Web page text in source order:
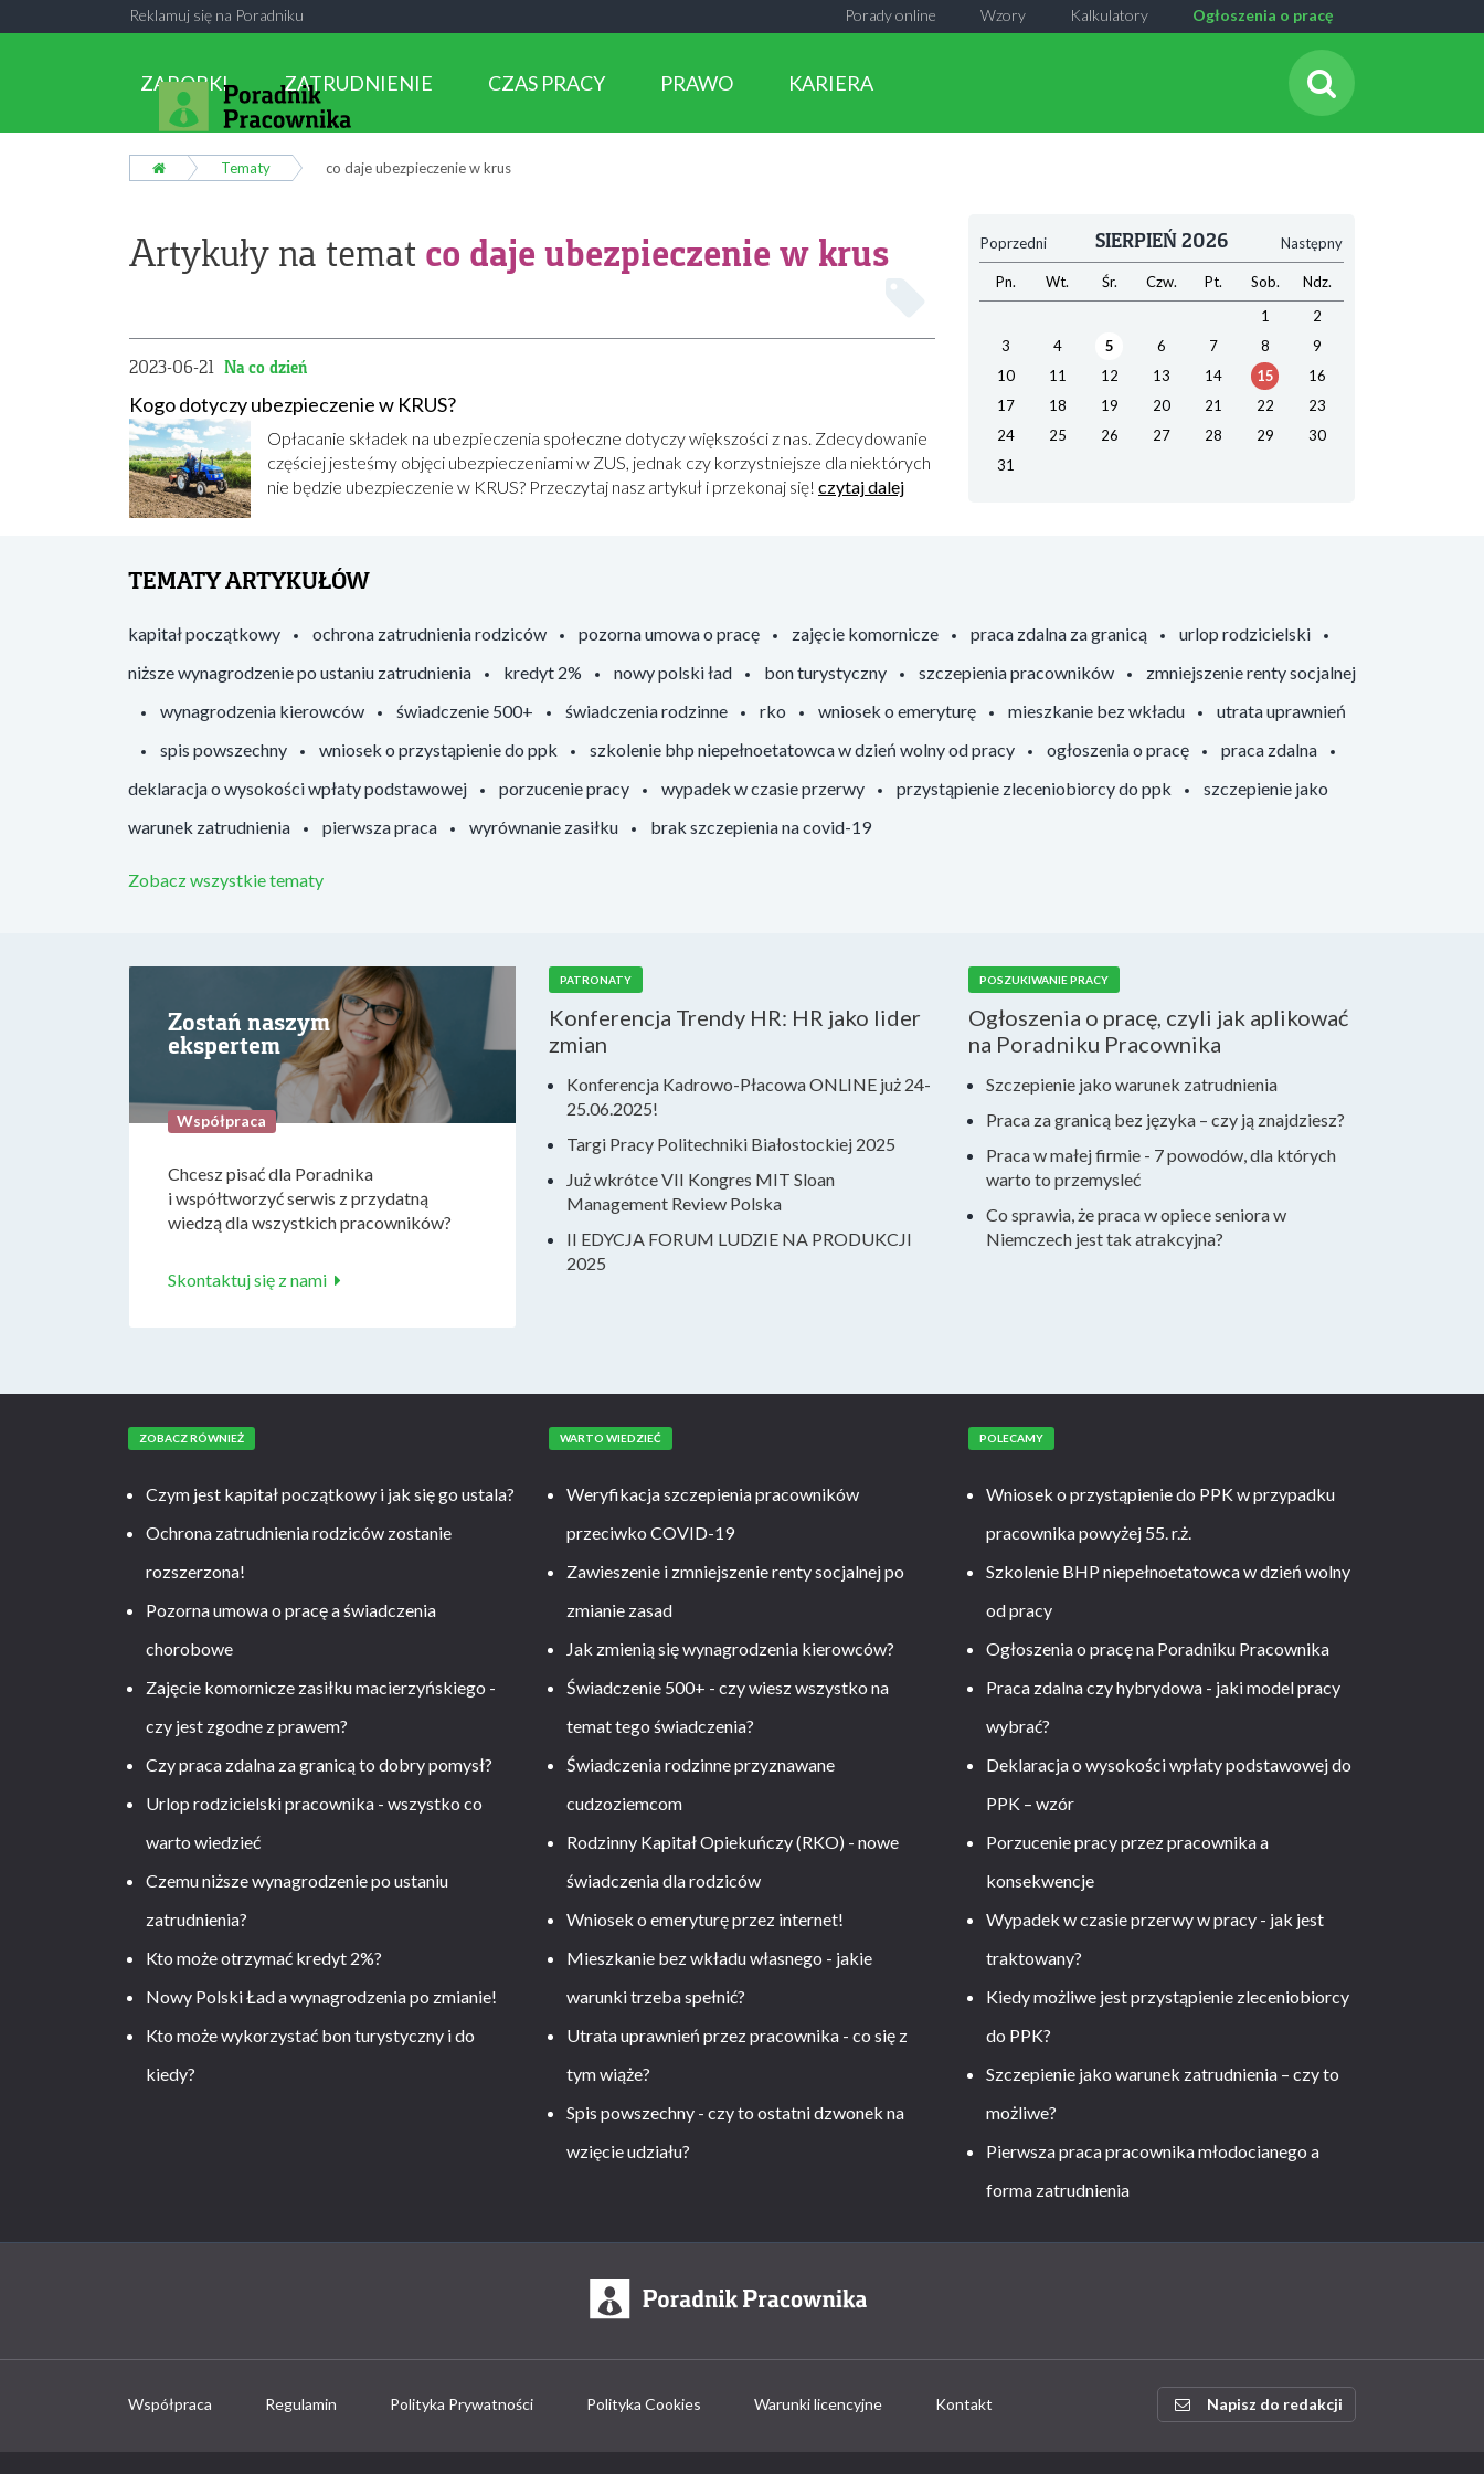
Reklamuj się na Poradniku Ogłoszenia o pracę
Kalkulatory
Wzory
Porady online
ZAROBKI ZATRUDNIENIE CZAS PRACY PRAWO KARIERA
Tematy co daje ubezpieczenie w krus
Artykuły na temat co daje ubezpieczenie w krus
2023-06-21 Na co dzień
Kogo dotyczy ubezpieczenie w KRUS?
Opłacanie składek na ubezpieczenia społeczne dotyczy większości z nas. Zdecydowanie
częściej jesteśmy objęci ubezpieczeniami w ZUS, jednak czy korzystniejsze dla niektórych
nie będzie ubezpieczenie w KRUS? Przeczytaj nasz artykuł i przekonaj się! czytaj dalej
Poprzedni Następny
SIERPIEŃ 2026
Pn. Wt. Śr. Czw. Pt. Sob.
Ndz.
1
2
3
4 5 6 7 8
9
10
11 12 13 14 15
16
17
18 19 20 21 22
23
24
25 26 27 28 29
30
31
TEMATY ARTYKUŁÓW
kapitał początkowy ochrona zatrudnienia rodziców pozorna umowa o pracę zajęcie komornicze praca zdalna za granicą
urlop rodzicielski
niższe wynagrodzenie po ustaniu zatrudnienia
kredyt 2% nowy polski ład bon turystyczny szczepienia pracowników
zmniejszenie renty socjalnej
wynagrodzenia kierowców
świadczenie 500+ świadczenia rodzinne rko wniosek o emeryturę mieszkanie bez wkładu
utrata uprawnień
spis powszechny
wniosek o przystąpienie do ppk szkolenie bhp niepełnoetatowca w dzień wolny od pracy ogłoszenia o pracę
praca zdalna
deklaracja o wysokości wpłaty podstawowej
porzucenie pracy wypadek w czasie przerwy przystąpienie zleceniobiorcy do ppk
szczepienie jako
warunek zatrudnienia
pierwsza praca wyrównanie zasiłku brak szczepienia na covid-19
Zobacz wszystkie tematy
Zostań naszym
ekspertem
Współpraca
Chcesz pisać dla Poradnika
i współtworzyć serwis z przydatną
wiedzą dla wszystkich pracowników?
Skontaktuj się z nami
PATRONATY
Konferencja Trendy HR: HR jako lider
zmian
Konferencja Kadrowo-Płacowa ONLINE już 24-
25.06.2025!
Targi Pracy Politechniki Białostockiej 2025
Już wkrótce VII Kongres MIT Sloan
Management Review Polska
II EDYCJA FORUM LUDZIE NA PRODUKCJI
2025
POSZUKIWANIE PRACY
Ogłoszenia o pracę, czyli jak aplikować
na Poradniku Pracownika
Szczepienie jako warunek zatrudnienia
Praca za granicą bez języka – czy ją znajdziesz?
Praca w małej firmie - 7 powodów, dla których
warto to przemysleć
Co sprawia, że praca w opiece seniora w
Niemczech jest tak atrakcyjna?
ZOBACZ RÓWNIEŻ
Czym jest kapitał początkowy i jak się go ustala?
Ochrona zatrudnienia rodziców zostanie
rozszerzona!
Pozorna umowa o pracę a świadczenia
chorobowe
Zajęcie komornicze zasiłku macierzyńskiego -
czy jest zgodne z prawem?
Czy praca zdalna za granicą to dobry pomysł?
Urlop rodzicielski pracownika - wszystko co
warto wiedzieć
Czemu niższe wynagrodzenie po ustaniu
zatrudnienia?
Kto może otrzymać kredyt 2%?
Nowy Polski Ład a wynagrodzenia po zmianie!
Kto może wykorzystać bon turystyczny i do
kiedy?
WARTO WIEDZIEĆ
Weryfikacja szczepienia pracowników
przeciwko COVID-19
Zawieszenie i zmniejszenie renty socjalnej po
zmianie zasad
Jak zmienią się wynagrodzenia kierowców?
Świadczenie 500+ - czy wiesz wszystko na
temat tego świadczenia?
Świadczenia rodzinne przyznawane
cudzoziemcom
Rodzinny Kapitał Opiekuńczy (RKO) - nowe
świadczenia dla rodziców
Wniosek o emeryturę przez internet!
Mieszkanie bez wkładu własnego - jakie
warunki trzeba spełnić?
Utrata uprawnień przez pracownika - co się z
tym wiąże?
Spis powszechny - czy to ostatni dzwonek na
wzięcie udziału?
POLECAMY
Wniosek o przystąpienie do PPK w przypadku
pracownika powyżej 55. r.ż.
Szkolenie BHP niepełnoetatowca w dzień wolny
od pracy
Ogłoszenia o pracę na Poradniku Pracownika
Praca zdalna czy hybrydowa - jaki model pracy
wybrać?
Deklaracja o wysokości wpłaty podstawowej do
PPK – wzór
Porzucenie pracy przez pracownika a
konsekwencje
Wypadek w czasie przerwy w pracy - jak jest
traktowany?
Kiedy możliwe jest przystąpienie zleceniobiorcy
do PPK?
Szczepienie jako warunek zatrudnienia – czy to
możliwe?
Pierwsza praca pracownika młodocianego a
forma zatrudnienia
Współpraca Regulamin Polityka Prywatności Polityka Cookies Warunki licencyjne Kontakt Napisz do redakcji